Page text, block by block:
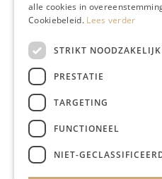
alle cookies in
Cookiebeleid. Lees verder
STRIKT NOODZAKELIJK
PRESTATIE
TARGETING
FUNCTIONEEL
NIET-